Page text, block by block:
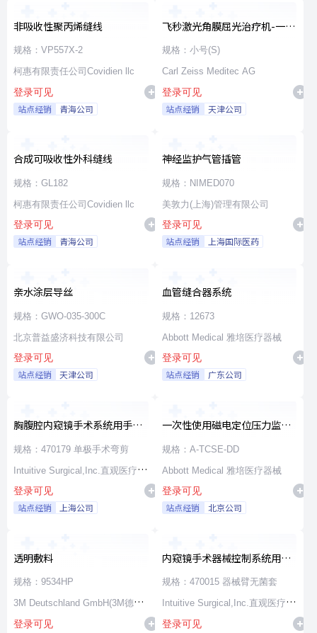
非吸收性聚丙烯缝线
规格：VP557X-2
柯惠有限责任公司Covidien llc
登录可见
站点经销 青海公司
飞秒激光角膜屈光治疗机-一次
性使用无菌治疗包
规格：小号(S)
Carl Zeiss Meditec AG
登录可见
站点经销 天津公司
合成可吸收性外科缝线
规格：GL182
柯惠有限责任公司Covidien llc
登录可见
站点经销 青海公司
神经监护气管插管
规格：NIMED070
美敦力(上海)管理有限公司
登录可见
站点经销 上海国际医药
亲水涂层导丝
规格：GWO-035-300C
北京普益盛济科技有限公司
登录可见
站点经销 天津公司
血管缝合器系统
规格：12673
Abbott Medical 雅培医疗器械
登录可见
站点经销 广东公司
胸腹腔内窥镜手术系统用手术
器械
规格：470179 单极手术弯剪
Intuitive Surgical,Inc.直观医疗公
司
登录可见
站点经销 上海公司
一次性使用磁电定位压力监测
消融导管
规格：A-TCSE-DD
Abbott Medical 雅培医疗器械
登录可见
站点经销 北京公司
透明敷料
规格：9534HP
3M Deutschland GmbH(3M德国
公司)
登录可见
内窥镜手术器械控制系统用无
源器械和附件
规格：470015 器械臂无菌套
Intuitive Surgical,Inc.直观医疗公
司
登录可见